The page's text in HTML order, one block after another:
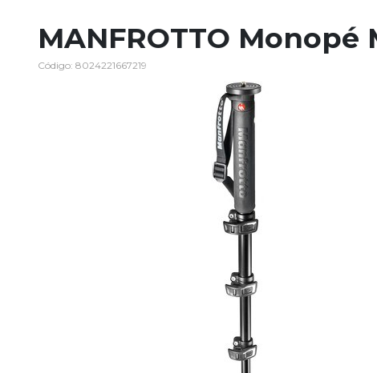
MANFROTTO Monopé
Código: 8024221667219